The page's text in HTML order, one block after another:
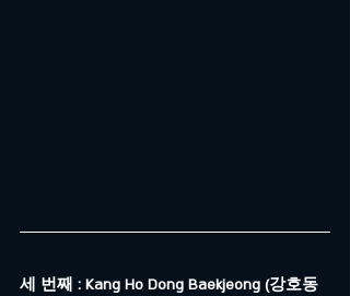
세 번째 : Kang Ho Dong Baekjeong (강호동